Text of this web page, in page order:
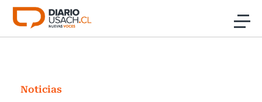
Click acá para ir directamente al contenido
Investigación
Noticias